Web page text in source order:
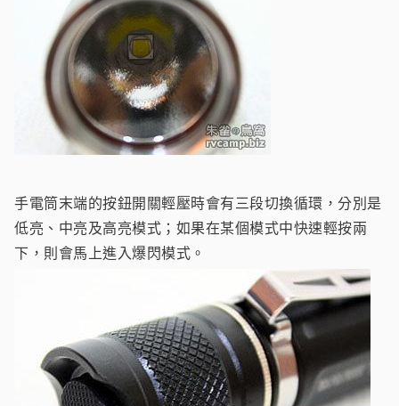
手電筒末端的按鈕開關輕壓時會有三段切換循環，分別是
低亮、中亮及高亮模式；如果在某個模式中快速輕按兩
下，則會馬上進入爆閃模式。